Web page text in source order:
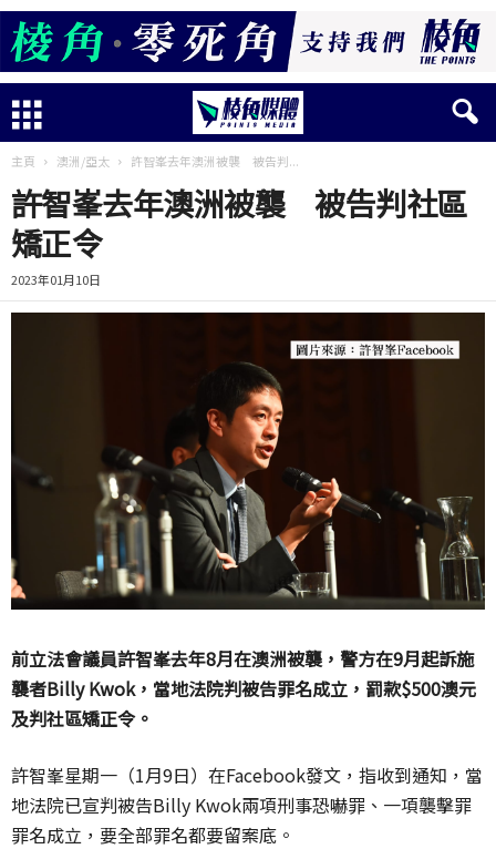
主頁 澳洲/亞太 許智峯去年澳洲被襲 被告判...
許智峯去年澳洲被襲 被告判社區
矯正令
2023年01月10日
前立法會議員許智峯去年8月在澳洲被襲，警方在9月起訴施
襲者Billy Kwok，當地法院判被告罪名成立，罰款$500澳元
及判社區矯正令。
許智峯星期一（1月9日）在Facebook發文，指收到通知，當
地法院已宣判被告Billy Kwok兩項刑事恐嚇罪、一項襲擊罪
罪名成立，要全部罪名都要留案底。